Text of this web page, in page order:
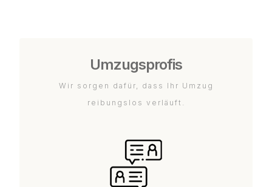
Umzugsprofis
Wir sorgen dafür, dass Ihr Umzug
reibungslos verläuft.